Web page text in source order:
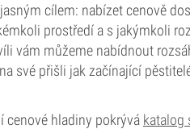
cílem: nabízet cenově
prostředí a s jakýmkoli
vám můžeme nabídnout
své přišli jak začínající
cenové hladiny pokrývá katalog